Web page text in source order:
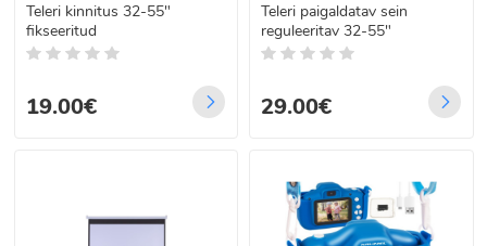
Teleri kinnitus 32-55"
fikseeritud
19.00€
Teleri paigaldatav sein
reguleeritav 32-55"
29.00€